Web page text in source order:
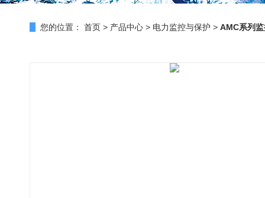
您的位置： 首页 > 产品中心 > 电力监控与保护 > AMC系列